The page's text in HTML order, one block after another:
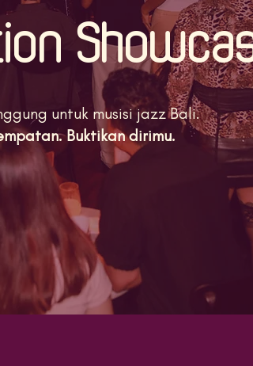
untuk musisi jazz Bali.
Buktikan dirimu.